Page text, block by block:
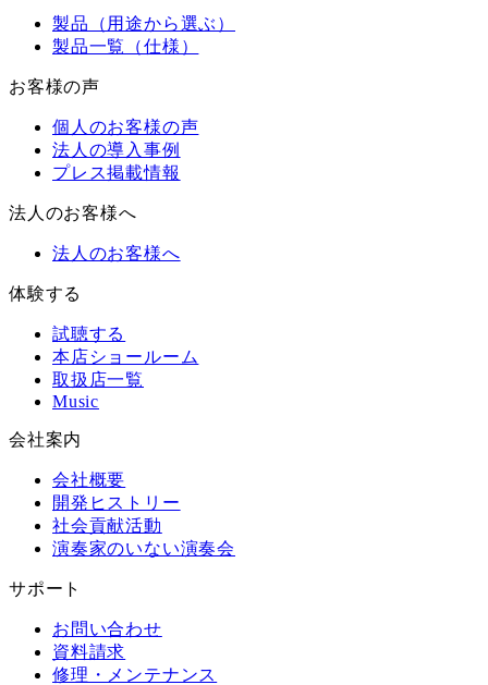
製品（用途から選ぶ）
製品一覧（仕様）
お客様の声
個人のお客様の声
法人の導入事例
プレス掲載情報
法人のお客様へ
法人のお客様へ
体験する
試聴する
本店ショールーム
取扱店一覧
Music
会社案内
会社概要
開発ヒストリー
社会貢献活動
演奏家のいない演奏会
サポート
お問い合わせ
資料請求
修理・メンテナンス